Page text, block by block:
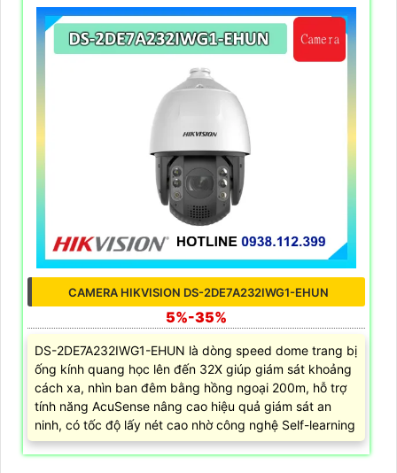
CAMERA HIKVISION DS-2DE7A232IWG1-EHUN
5%-35%
DS-2DE7A232IWG1-EHUN là dòng speed dome trang bị
ống kính quang học lên đến 32X giúp giám sát khoảng
cách xa, nhìn ban đêm bằng hồng ngoại 200m, hỗ trợ
tính năng AcuSense nâng cao hiệu quả giám sát an
ninh, có tốc độ lấy nét cao nhờ công nghệ Self-learning